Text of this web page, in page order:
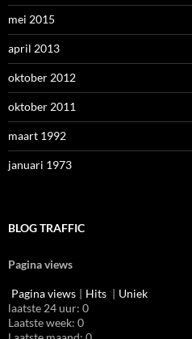
mei 2015
april 2013
oktober 2012
oktober 2011
maart 1992
januari 1973
BLOG TRAFFIC
Pagina views
Pagina views | Hits | Uniek
laatste 24 uur: 0
Laatste week: 0